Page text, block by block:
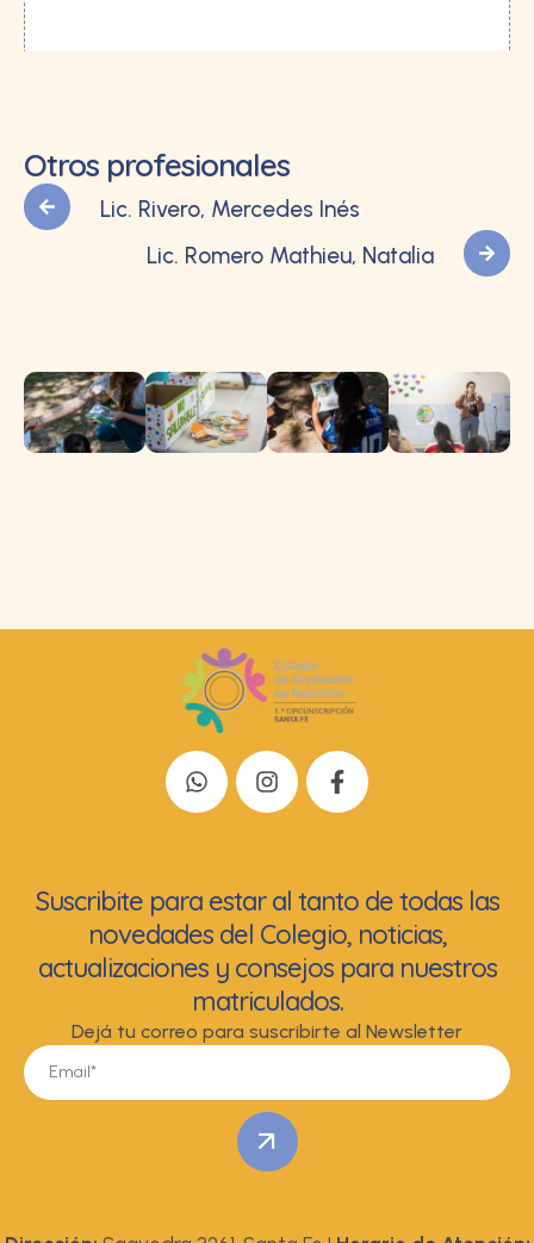
Otros profesionales
Lic. Rivero, Mercedes Inés
Lic. Romero Mathieu, Natalia
Suscribite para estar al tanto de todas las
novedades del Colegio, noticias,
actualizaciones y consejos para nuestros
matriculados.
Dejá tu correo para suscribirte al Newsletter